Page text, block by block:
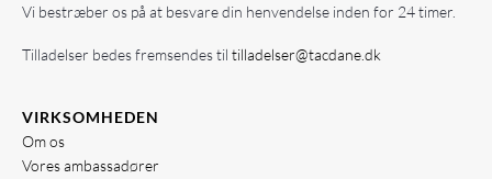
Vi bestræber os på at besvare din henvendelse inden for 24 timer.
Tilladelser bedes fremsendes til tilladelser@tacdane.dk
VIRKSOMHEDEN
Om os
Vores ambassadører